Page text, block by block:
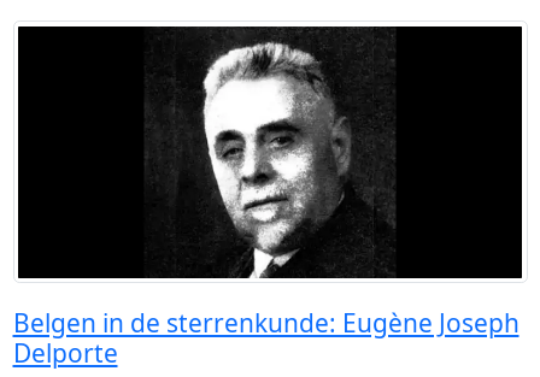
Belgen in de sterrenkunde: Eugène Joseph
Delporte